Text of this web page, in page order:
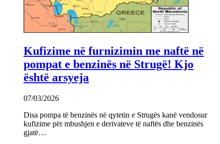
Kufizime në furnizimin me naftë në
pompat e benzinës në Strugë! Kjo
është arsyeja
07/03/2026
Disa pompa të benzinës në qytetin e Strugës kanë vendosur
kufizime për mbushjen e derivateve të naftës dhe benzinës
gjatë…